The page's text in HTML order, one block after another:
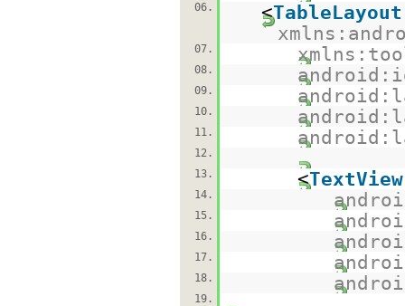
06.
<TableLayout
07.
08.
09.
10.
11.
12.
13.
<TextView
14.
15.
16.
17.
18.
19.